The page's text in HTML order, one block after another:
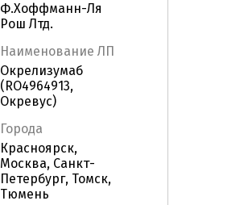
Ф.Хоффманн-Ля
Рош Лтд.
Наименование ЛП
Окрелизумаб
(RO4964913,
Окревус)
Города
Красноярск,
Москва, Санкт-
Петербург, Томск,
Тюмень